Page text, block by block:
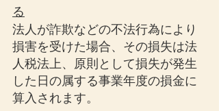
る
法人が詐欺などの不法行為により
損害を受けた場合、その損失は法
人税法上、原則として損失が発生
した日の属する事業年度の損金に
算入されます。